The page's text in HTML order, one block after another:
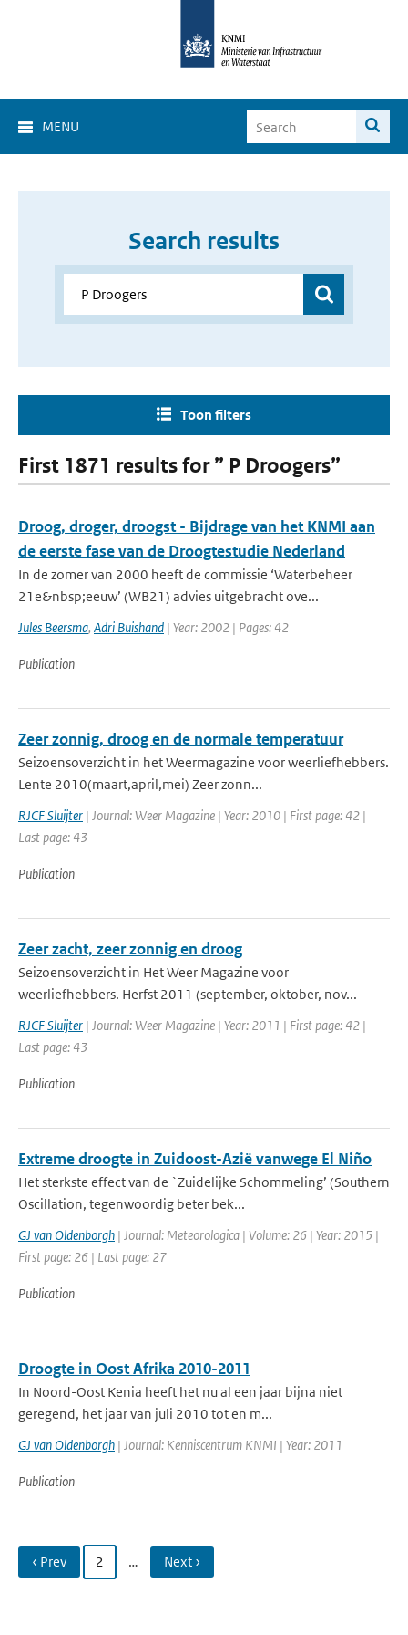
MENU
Search results
Toon filters
First 1871 results for ” P Droogers”
Droog, droger, droogst - Bijdrage van het KNMI aan
de eerste fase van de Droogtestudie Nederland
In de zomer van 2000 heeft de commissie ‘Waterbeheer
21e&nbsp;eeuw’ (WB21) advies uitgebracht ove...
Jules Beersma, Adri Buishand | Year: 2002 | Pages: 42
Publication
Zeer zonnig, droog en de normale temperatuur
Seizoensoverzicht in het Weermagazine voor weerliefhebbers.
Lente 2010(maart,april,mei) Zeer zonn...
RJCF Sluijter | Journal: Weer Magazine | Year: 2010 | First page: 42 |
Last page: 43
Publication
Zeer zacht, zeer zonnig en droog
Seizoensoverzicht in Het Weer Magazine voor
weerliefhebbers. Herfst 2011 (september, oktober, nov...
RJCF Sluijter | Journal: Weer Magazine | Year: 2011 | First page: 42 |
Last page: 43
Publication
Extreme droogte in Zuidoost-Azië vanwege El Niño
Het sterkste effect van de `Zuidelijke Schommeling’ (Southern
Oscillation, tegenwoordig beter bek...
GJ van Oldenborgh | Journal: Meteorologica | Volume: 26 | Year: 2015 |
First page: 26 | Last page: 27
Publication
Droogte in Oost Afrika 2010-2011
In Noord-Oost Kenia heeft het nu al een jaar bijna niet
geregend, het jaar van juli 2010 tot en m...
GJ van Oldenborgh | Journal: Kenniscentrum KNMI | Year: 2011
Publication
‹ Prev 2 … Next ›